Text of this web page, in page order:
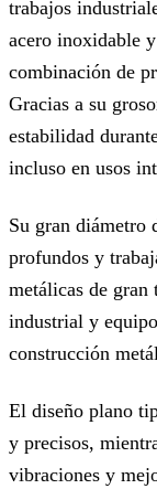
trabajos
acero inoxidable
combinación de
Gracias a su
estabilidad
incluso en usos
Su gran diámetro
profundos y
metálicas de gran
industrial y
construcción
El diseño plano
y precisos,
vibraciones y